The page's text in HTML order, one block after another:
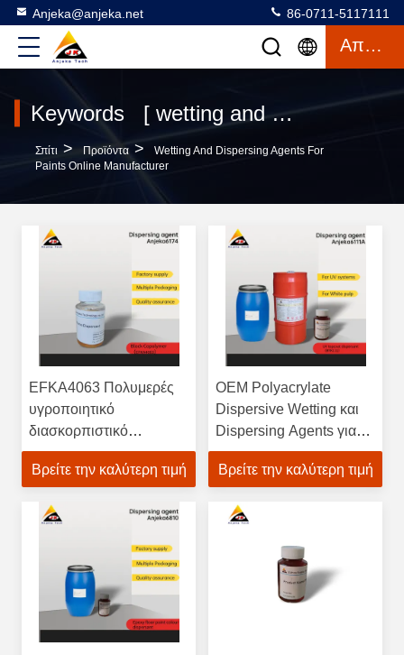
Anjeka@anjeka.net 86-0711-5117111
Απόσπασμα
Keywords [ wetting and dispersing agents for paints ] Match 120 προϊόντα
Σπίτι > Προϊόντα >
Wetting And Dispersing Agents For
Paints Online Manufacturer
EFKA4063 Πολυμερές
υγροποιητικό
διασκορπιστικό
παράγοντα άνθρακα
μαύρο για χρώματα
Βρείτε την καλύτερη τιμή
OEM Polyacrylate
Dispersive Wetting και
Dispersing Agents για
τις μπογιές
Βρείτε την καλύτερη τιμή